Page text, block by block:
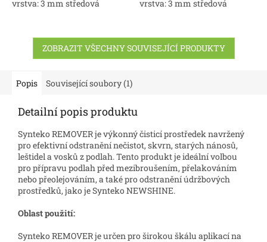
vrstva: 3 mm středová
střední...
vrstva: 3 mm středová
střední...
ZOBRAZIT VŠECHNY SOUVISEJÍCÍ PRODUKTY
Popis Související soubory (1)
Detailní popis produktu
Synteko REMOVER je výkonný čisticí prostředek navržený
pro efektivní odstranění nečistot, skvrn, starých nánosů,
leštidel a vosků z podlah. Tento produkt je ideální volbou
pro přípravu podlah před mezibroušením, přelakováním
nebo přeolejováním, a také pro odstranění údržbových
prostředků, jako je Synteko NEWSHINE.
Oblast použití:
Synteko REMOVER je určen pro širokou škálu aplikací na